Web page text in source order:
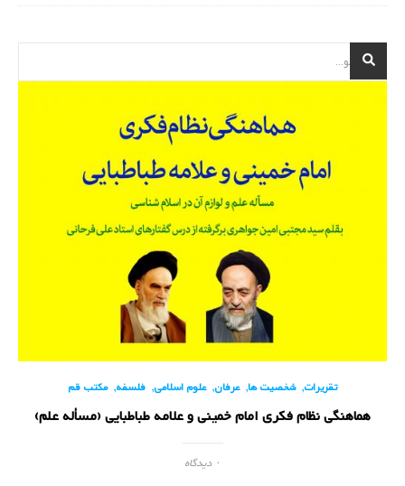
تقریرات,شخصیت ها,عرفان,علوم اسلامی, فلسفه,مکتب قم
هماهنگی نظام فکری امام خمینی و علامه طباطبایی (مسأله علم)
۰ دیدگاه